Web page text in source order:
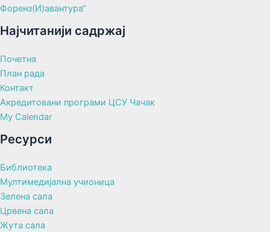
Форенз(И)авантура“
Најчитанији садржај
Почетна
План рада
Контакт
Акредитовани програми ЦСУ Чачак
My Calendar
Ресурси
Библиотека
Мултимедијална учионица
Зелена сала
Црвена сала
Жута сала